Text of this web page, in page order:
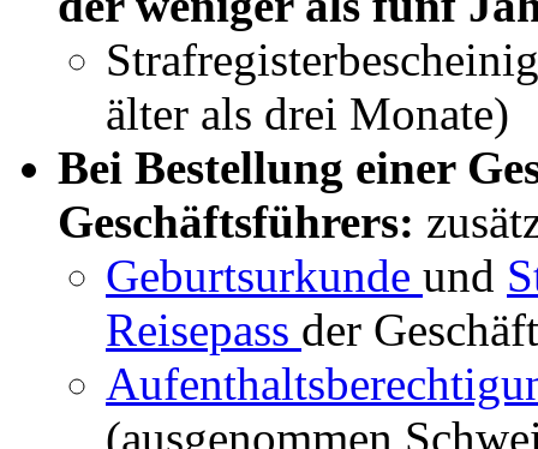
älter als drei Monate)
Bei Bestellung einer
Geschäftsführers:
Geburtsurkunde und
Reisepass der
(ausgenommen